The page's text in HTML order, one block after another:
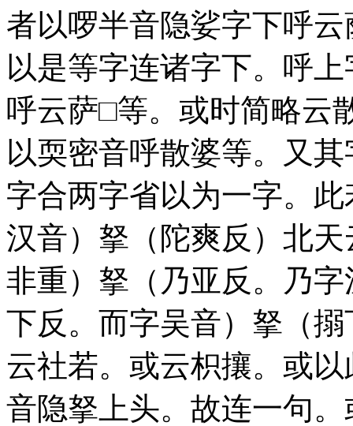
者以啰半音隐娑字下呼
以是等字连诸字下。呼
呼云萨□等。或时简略云
以耎密音呼散婆等。又
字合两字省以为一字。
汉音）拏（陀爽反）北
非重）拏（乃亚反。乃
下反。而字吴音）拏（
云社若。或云枳攘。或
音隐拏上头。故连一句